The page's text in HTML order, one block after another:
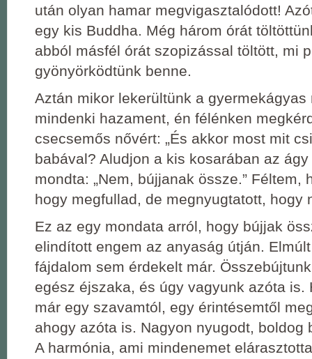
után olyan hamar megvigasztalódott!
egy kis Buddha. Még három órát
abból másfél órát szopizással töltött, mi
gyönyörködtünk benne.
Aztán mikor lekerültünk a gyermekágyas
mindenki hazament, én félénken
csecsemős nővért: „És akkor most mit
babával? Aludjon a kis kosarában az ágy
mondta: „Nem, bújjanak össze.” Féltem,
hogy megfullad, de megnyugtatott, hogy
Ez az egy mondata arról, hogy bújjak
elindított engem az anyaság útján.
fájdalom sem érdekelt már.
egész éjszaka, és úgy vagyunk azóta is.
már egy szavamtól, egy érintésemtől
ahogy azóta is. Nagyon nyugodt, boldog
A harmónia, ami mindenemet